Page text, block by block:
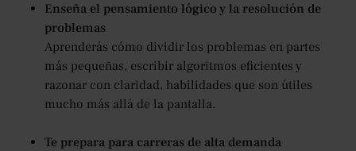
Enseña el pensamiento lógico y la resolución de
problemas
Aprenderás cómo dividir los problemas en partes
más pequeñas, escribir algoritmos eficientes y
razonar con claridad, habilidades que son útiles
mucho más allá de la pantalla.
Te prepara para carreras de alta demanda